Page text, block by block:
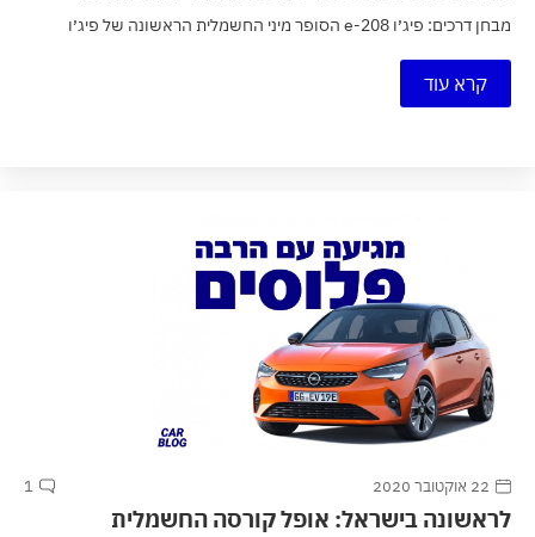
מבחן דרכים: פיג׳ו e-208 הסופר מיני החשמלית הראשונה של פיג׳ו
קרא עוד
22 אוקטובר 2020 1
לראשונה בישראל: אופל קורסה החשמלית